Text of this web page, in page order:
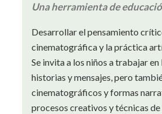
Una herramienta de
Desarrollar el pensamiento
cinematográfica y la práctica
Se invita a los niños a trabajar
historias y mensajes, pero
cinematográficos y formas
procesos creativos y técnicas